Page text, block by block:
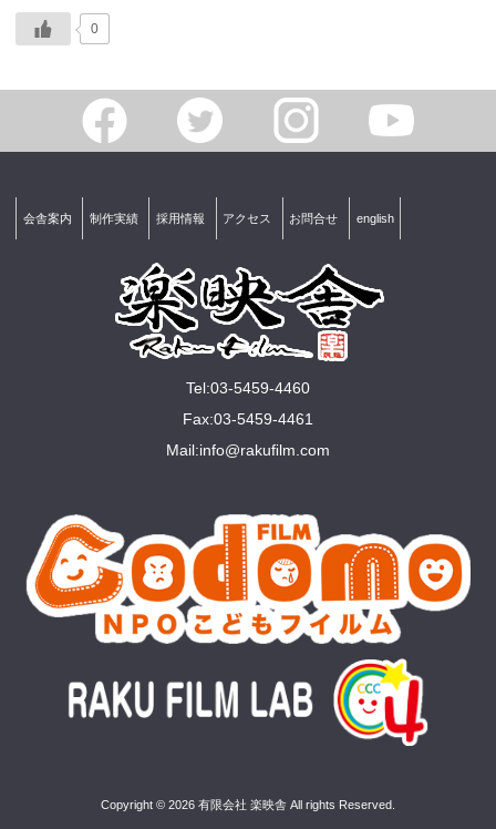
0
会舎案内 制作実績 採用情報 アクセス お問合せ english
Tel:03-5459-4460
Fax:03-5459-4461
Mail:info@rakuﬁlm.com
Copyright © 2026 有限会社 楽映舎 All rights Reserved.